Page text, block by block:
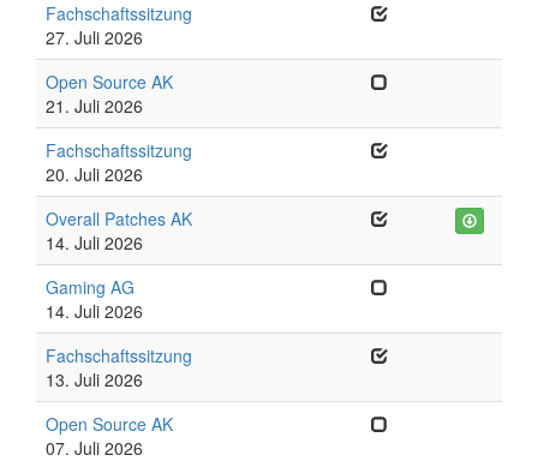
Fachschaftssitzung
27. Juli 2026
Open Source AK
21. Juli 2026
Fachschaftssitzung
20. Juli 2026
Overall Patches AK
14. Juli 2026
Gaming AG
14. Juli 2026
Fachschaftssitzung
13. Juli 2026
Open Source AK
07. Juli 2026